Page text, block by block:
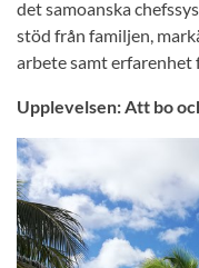
det samoanska
stöd från familjen,
arbete samt erfarenhet
Upplevelsen: Att bo